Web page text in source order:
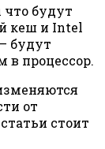
что будут
кеш и Intel
будут
в процессор.
от
стоит